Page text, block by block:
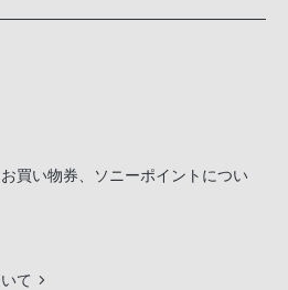
買い物券、ソニーポイントについ
て